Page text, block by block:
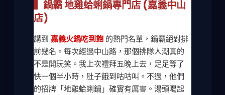
▍鍋霸 地雞蛤蜊鍋專門店 (嘉義中山
店)
講到 嘉義火鍋吃到飽的熱門名單，鍋霸絕對排
前幾名。每次經過中山路，那個排隊人潮真的
不是開玩笑。我上次禮拜五晚上去，足足等了
快一個半小時，肚子餓到咕咕叫。不過，他們
的招牌「地雞蛤蜊鍋」確實有厲害。湯頭喝起